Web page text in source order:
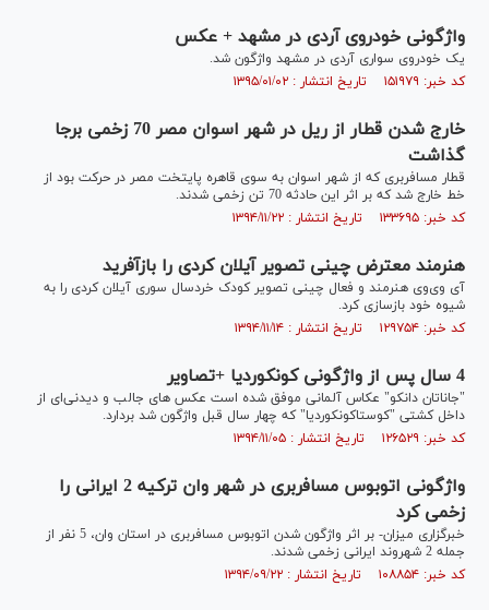
واژگونی خودروی آردی در مشهد + عکس
یک خودروی سواری آردی در مشهد واژگون شد.
کد خبر: ۱۵۱۹۷۹ تاریخ انتشار : ۱۳۹۵/۰۱/۰۲
خارج شدن قطار از ریل در شهر اسوان مصر 70 زخمی برجا
گذاشت
قطار مسافربری که از شهر اسوان به سوی قاهره پایتخت مصر در حرکت بود از
خط خارج شد که بر اثر این حادثه 70 تن زخمی شدند.
کد خبر: ۱۳۳۶۹۵ تاریخ انتشار : ۱۳۹۴/۱۱/۲۲
هنرمند معترض چینی تصویر آیلان کردی را بازآفرید
آی وی‌وی هنرمند و فعال چینی تصویر کودک خردسال سوری آیلان کردی را به
شیوه‌ خود بازسازی کرد.
کد خبر: ۱۲۹۷۵۴ تاریخ انتشار : ۱۳۹۴/۱۱/۱۴
4 سال پس از واژگونی کونکوردیا +تصاویر
"جاناتان دانکو" عکاس آلمانی موفق شده است عکس های جالب و دیدنی‌ای از
داخل کشتی "کوستاکونکوردیا" که چهار سال قبل واژگون شد بردارد.
کد خبر: ۱۲۶۵۲۹ تاریخ انتشار : ۱۳۹۴/۱۱/۰۵
واژگونی اتوبوس مسافربری در شهر وان ترکیه 2 ایرانی را
زخمی کرد
خبرگزاری میزان- بر اثر واژگون شدن اتوبوس مسافربری در استان وان، 5 نفر از
جمله 2 شهروند ایرانی زخمی شدند.
کد خبر: ۱۰۸۸۵۴ تاریخ انتشار : ۱۳۹۴/۰۹/۲۲